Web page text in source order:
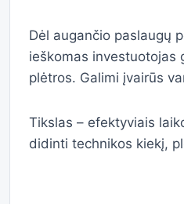
Dėl augančio paslaugų
ieškomas investuotojas
plėtros. Galimi įvairūs
Tikslas – efektyviais
didinti technikos kiekį,